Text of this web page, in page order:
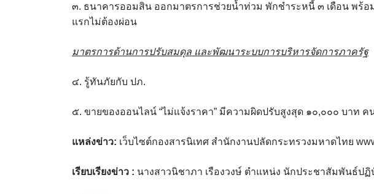
๓. ธนาคารออมสิน ออกมาตรการช่วยน้ำท่วม พักชำระหนี้ ๓ เดือน พร้อ
แรกไม่ต้องผ่อน
มาตรการด้านการปรับสมดุล และพัฒนาระบบการบริหารจัดการภาครัฐ
๔. รู้ทันภัยกับ ปภ.
๕. ขายของออนไลน์ “ไม่แจ้งราคา” มีความผิดปรับสูงสุด ๑๐,๐๐๐ บาท ค
แหล่งข่าว: เว็บไซต์กองสารนิเทศ สำนักงานปลัดกระทรวงมหาดไทย
เรียบเรียงข่าว : นางสาวนิชาภา เรืองวงษ์ ตำแหน่ง นักประชาสัมพันธ์ปฏิ